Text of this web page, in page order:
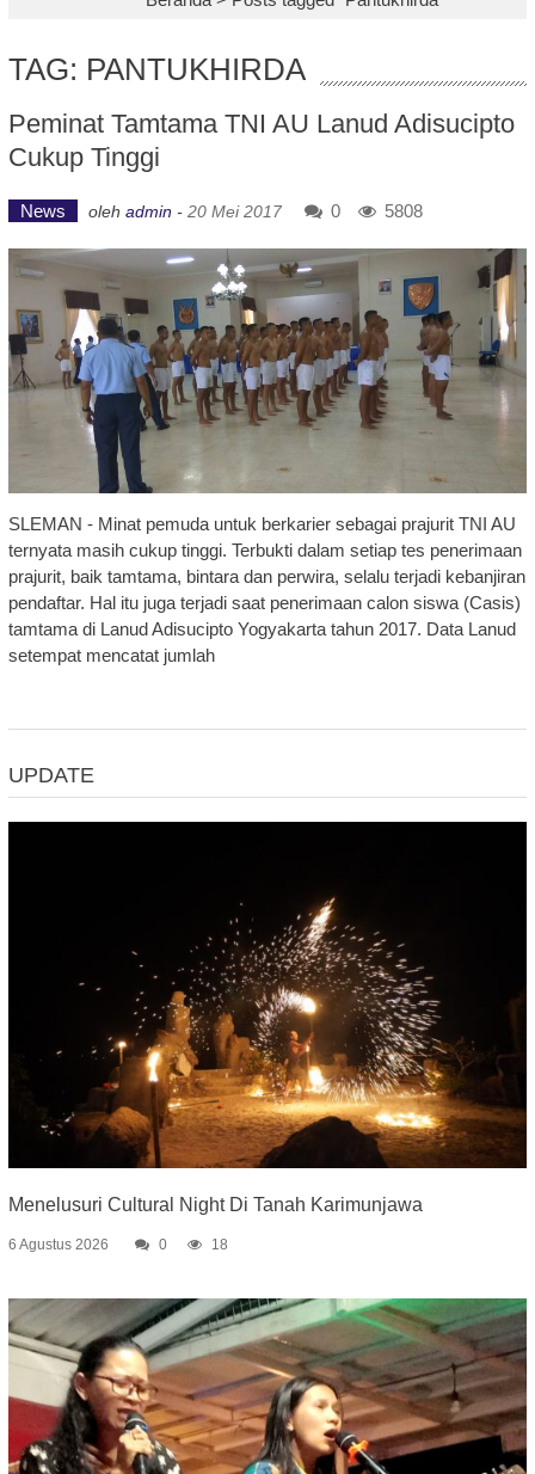
TAG: PANTUKHIRDA
Peminat Tamtama TNI AU Lanud Adisucipto
Cukup Tinggi
News oleh admin - 20 Mei 2017 0 5808
SLEMAN - Minat pemuda untuk berkarier sebagai prajurit TNI AU
ternyata masih cukup tinggi. Terbukti dalam setiap tes penerimaan
prajurit, baik tamtama, bintara dan perwira, selalu terjadi kebanjiran
pendaftar. Hal itu juga terjadi saat penerimaan calon siswa (Casis)
tamtama di Lanud Adisucipto Yogyakarta tahun 2017. Data Lanud
setempat mencatat jumlah
UPDATE
Menelusuri Cultural Night Di Tanah Karimunjawa
6 Agustus 2026 0 18